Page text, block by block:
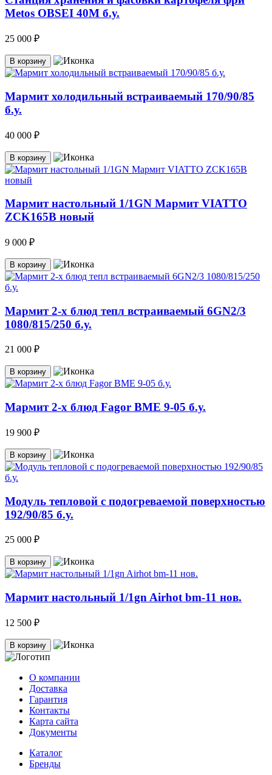
Metos OBSEI 40M б.у.
25 000 ₽
В корзину
Мармит холодильный встраиваемый 170/90/85
б.у.
40 000 ₽
В корзину
Мармит настольный 1/1GN Мармит VIATTO
ZCK165B новый
9 000 ₽
В корзину
Мармит 2-х блюд тепл встраиваемый 6GN2/3
1080/815/250 б.у.
21 000 ₽
В корзину
Мармит 2-х блюд Fagor BME 9-05 б.у.
19 900 ₽
В корзину
Модуль тепловой с подогреваемой поверхностью
192/90/85 б.у.
25 000 ₽
В корзину
Мармит настольный 1/1gn Airhot bm-11 нов.
12 500 ₽
В корзину
О компании
Доставка
Гарантия
Контакты
Карта сайта
Документы
Каталог
Бренды